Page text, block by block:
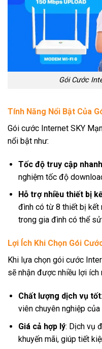
Gói Cước
Tính Năng Nổi Bật Của
Gói cước Internet SKY
nổi bật như:
Tốc độ truy cập
nghiệm tốc độ
Hỗ trợ nhiều thiết bị
đình có từ 8 thiết bị kết
trong gia đình có thể
Lợi Ích Khi Chọn Gói
Khi lựa chọn gói cước
sẽ nhận được nhiều lợi ích
Chất lượng dịch vụ tốt
viên chuyên nghiệp của
Giá cả hợp lý: Dịch vụ
khuyến mãi, giúp tiết